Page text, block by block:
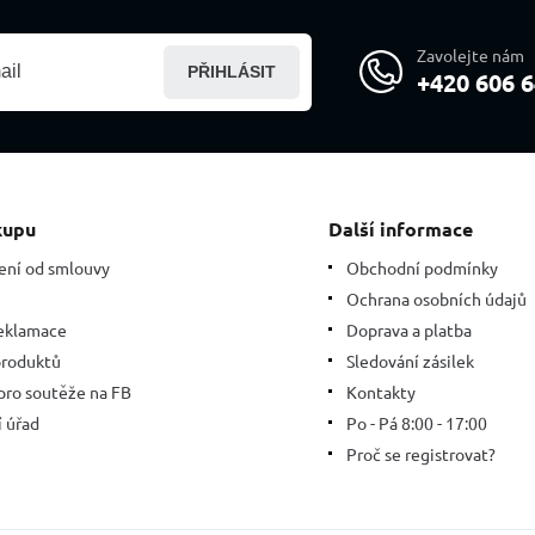
PŘIHLÁSIT
Zavolejte nám
+420 606
od smlouvy
soutěže na FB
úřad
Další informace
Obchodní podmínky
Ochrana osobních údajů
Doprava a platba
Sledování zásilek
Kontakty
Po - Pá 8:00 - 17:00
Proč se registrovat?